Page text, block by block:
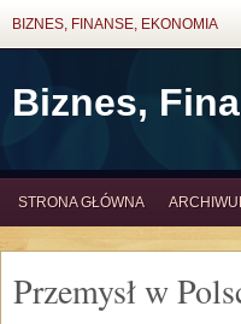
BIZNES, FINANSE, EKONOMIA
Biznes,
STRONA GŁÓWNA
Przemysł w